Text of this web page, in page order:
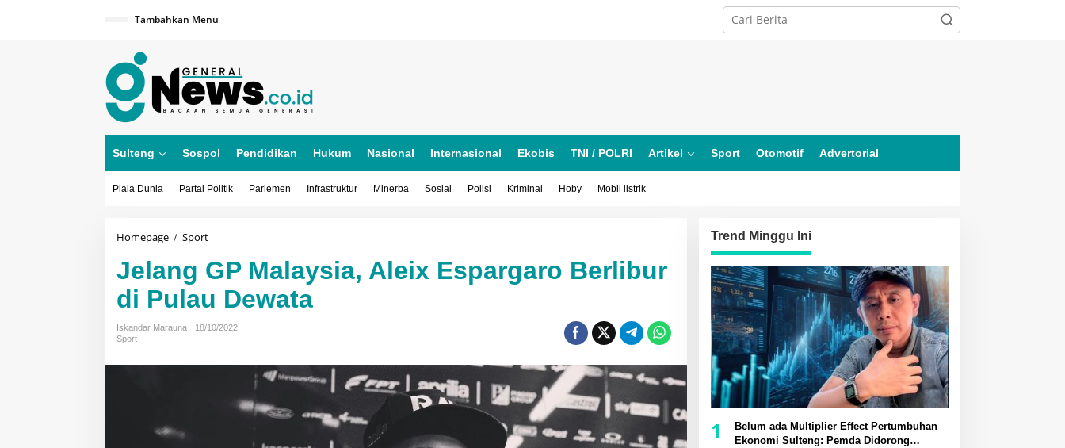
Tambahkan Menu
Sulteng Sospol Pendidikan Hukum Nasional Internasional Ekobis TNI / POLRI Artikel Sport Otomotif Advertorial
Piala Dunia Partai Politik Parlemen Infrastruktur Minerba Sosial Polisi Kriminal Hoby Mobil listrik
Homepage / SportJelang
Malaysia,
Aleix
Espargaro
Berlibur
di
Jelang GP Malaysia, Aleix Espargaro Berlibur
di Pulau Dewata
Iskandar Marauna
18/10/2022
Sport
Trend Minggu Ini
1
Belum ada Multiplier Effect Pertumbuhan
Ekonomi Sulteng: Pemda Didorong